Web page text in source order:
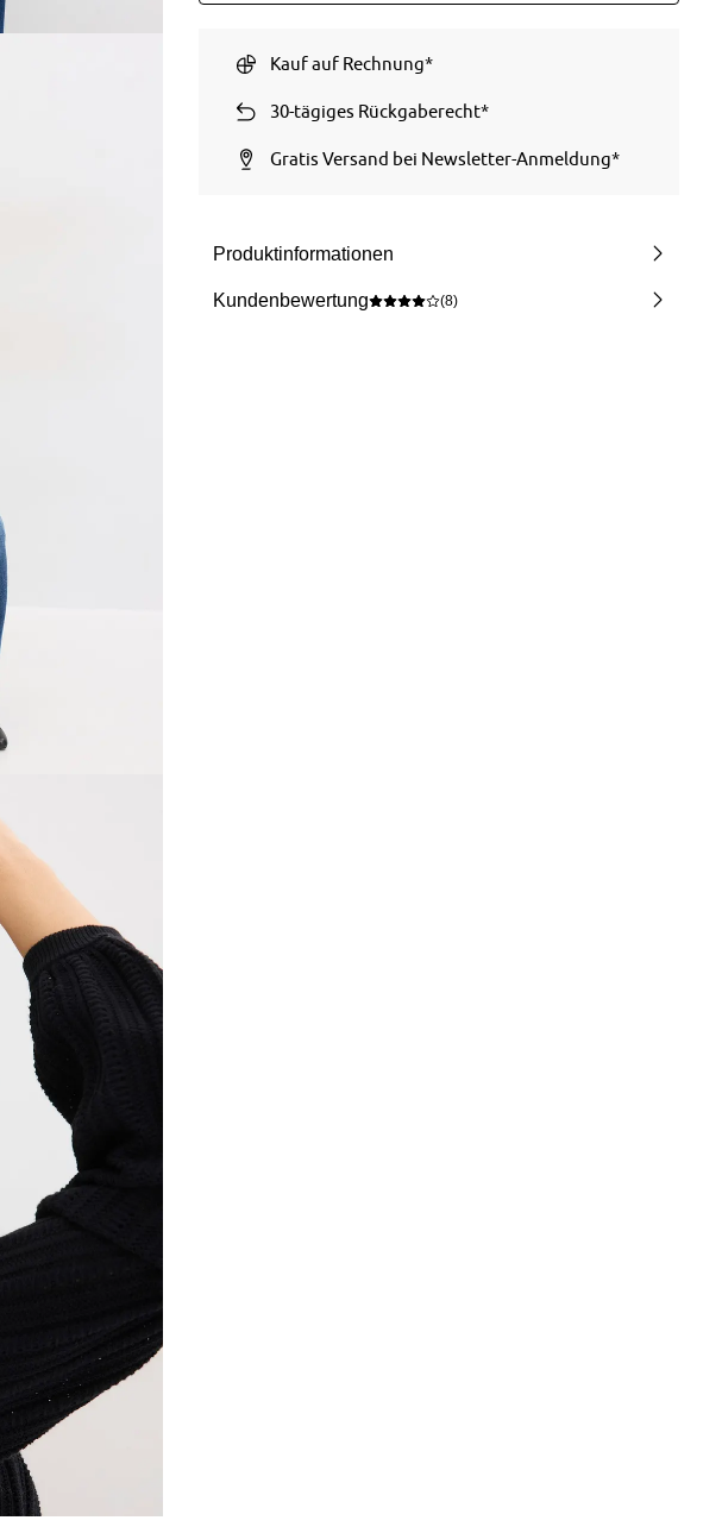
Kauf auf Rechnung*
30-tägiges Rückgaberecht*
Gratis Versand bei Newsletter-Anmeldung*
Produktinformationen
Kundenbewertung (8)